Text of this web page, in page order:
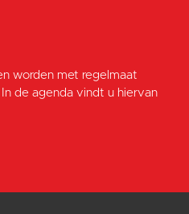
worden met regelmaat
de agenda vindt u hiervan